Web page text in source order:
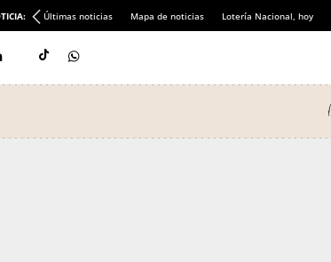
Últimas noticias Mapa de noticias Lotería Nacional, hoy